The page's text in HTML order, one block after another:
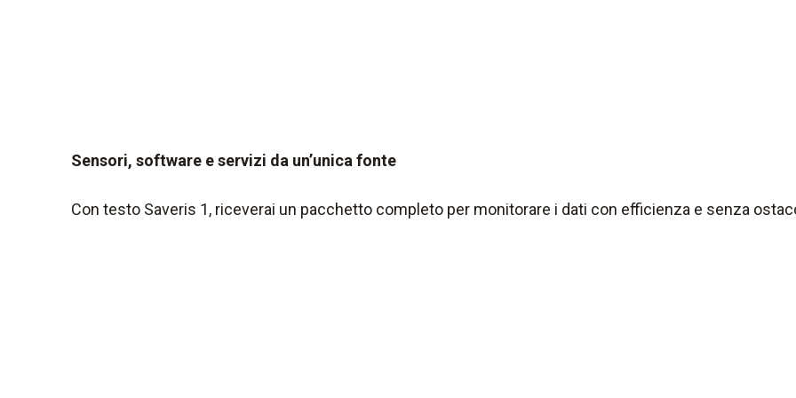
Sensori, software e servizi da un’unica fonte
Con testo Saveris 1, riceverai un pacchetto completo per monitorare i dati con efficienza e senza